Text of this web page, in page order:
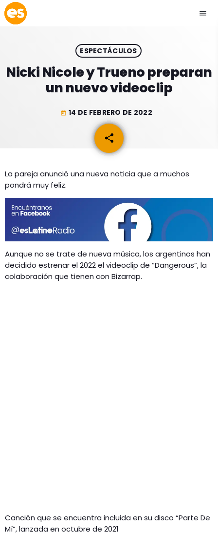
menu
play_arrow EMISIÓN LA PAZ
EMISIÓN COCHABAMBA
ACTUALIDAD
ENTRETENIMIENTO
LOS + TOP
INICIO
RADIO SPLENDID
CONTACTO
ESPECTÁCULOS
Nicki Nicole y Trueno preparan
un nuevo videoclip
today 14 DE FEBRERO DE 2022
share
email
La pareja anunció una nueva noticia que a muchos
pondrá muy feliz.
Aunque no se trate de nueva música, los argentinos han
decidido estrenar el 2022 el videoclip de “Dangerous”, la
colaboración que tienen con Bizarrap.
Canción que se encuentra incluida en su disco “Parte De
Mí”, lanzada en octubre de 2021